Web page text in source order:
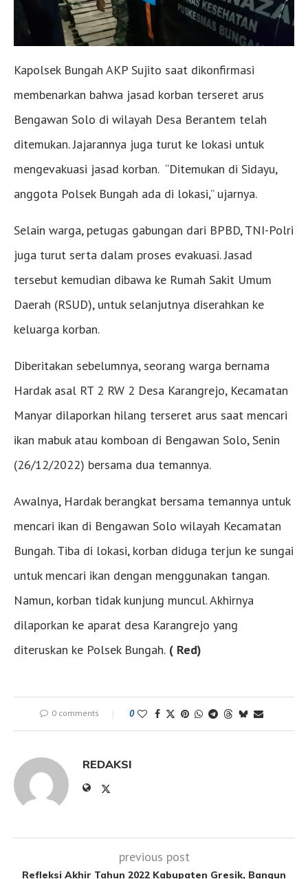
Kapolsek Bungah AKP Sujito saat dikonfirmasi
membenarkan bahwa jasad korban terseret arus
Bengawan Solo di wilayah Desa Berantem telah
ditemukan. Jajarannya juga turut ke lokasi untuk
mengevakuasi jasad korban. “Ditemukan di Sidayu,
anggota Polsek Bungah ada di lokasi,” ujarnya.
Selain warga, petugas gabungan dari BPBD, TNI-Polri
juga turut serta dalam proses evakuasi. Jasad
tersebut kemudian dibawa ke Rumah Sakit Umum
Daerah (RSUD), untuk selanjutnya diserahkan ke
keluarga korban.
Diberitakan sebelumnya, seorang warga bernama
Hardak asal RT 2 RW 2 Desa Karangrejo, Kecamatan
Manyar dilaporkan hilang terseret arus saat mencari
ikan mabuk atau komboan di Bengawan Solo, Senin
(26/12/2022) bersama dua temannya.
Awalnya, Hardak berangkat bersama temannya untuk
mencari ikan di Bengawan Solo wilayah Kecamatan
Bungah. Tiba di lokasi, korban diduga terjun ke sungai
untuk mencari ikan dengan menggunakan tangan.
Namun, korban tidak kunjung muncul. Akhirnya
dilaporkan ke aparat desa Karangrejo yang
diteruskan ke Polsek Bungah. ( Red)
0 comments 0
REDAKSI
previous post
Refleksi Akhir Tahun 2022 Kabupaten Gresik, Bangun